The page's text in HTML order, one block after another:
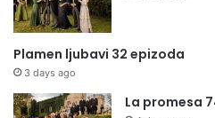
Plamen ljubavi 32 epizoda
3 days ago
La promesa